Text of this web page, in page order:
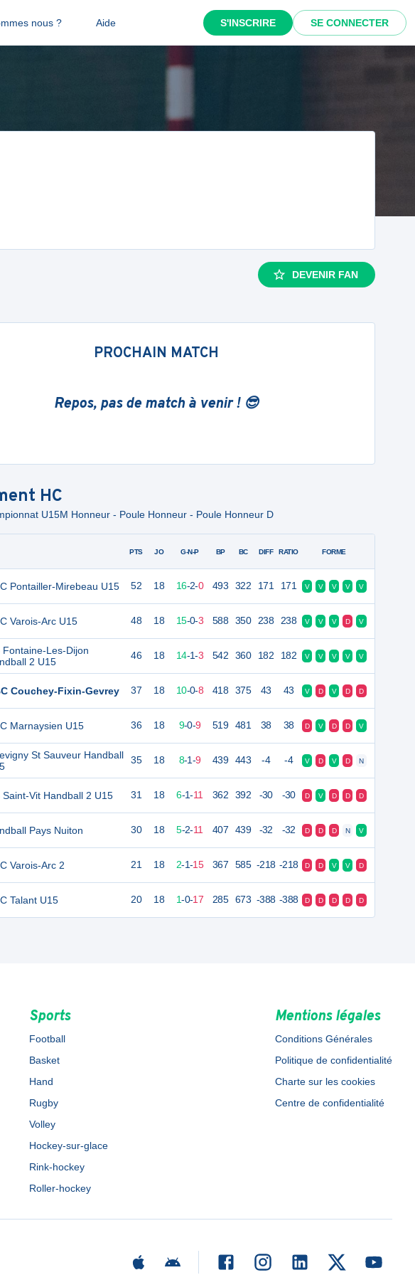
nous ? Aide S'INSCRIRE SE CONNECTER
DEVENIR FAN
PROCHAIN MATCH
Repos, pas de match à venir ! 😎
HC
U15M Honneur - Poule Honneur - Poule Honneur D
Pontailler-Mirebeau U15
Varois-Arc U15
Fontaine-Les-Dijon
2 U15
Couchey-Fixin-Gevrey
Marnaysien U15
St Sauveur Handball
Saint-Vit Handball 2 U15
Pays Nuiton
Varois-Arc 2
Talant U15
PTS JO G-N-P BP BC DIFF RATIO FORME
52 18 16-2-0 493 322 171 171 V V V V V
48 18 15-0-3 588 350 238 238 V V V D V
46 18 14-1-3 542 360 182 182 V V V V V
37 18 10-0-8 418 375 43 43 V D V D D
36 18 9-0-9 519 481 38 38 D V D D V
35 18 8-1-9 439 443 -4 -4 V D V D N
31 18 6-1-11 362 392 -30 -30 D V D D D
30 18 5-2-11 407 439 -32 -32 D D D N V
21 18 2-1-15 367 585 -218 -218 D D V V D
20 18 1-0-17 285 673 -388 -388 D D D D D
Sports
Football
Basket
Hand
Rugby
Volley
Hockey-sur-glace
Rink-hockey
Roller-hockey
Mentions légales
Conditions Générales
Politique de confidentialité
Charte sur les cookies
Centre de confidentialité